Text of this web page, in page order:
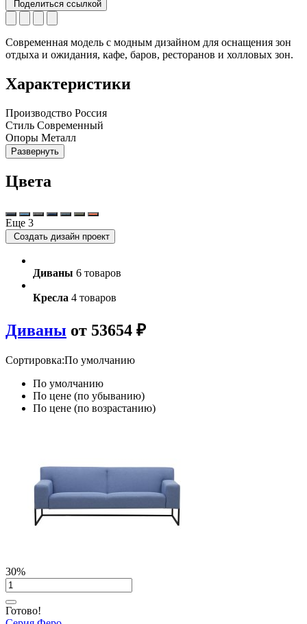
Поделиться ссылкой
Современная модель с модным дизайном для оснащения зон
отдыха и ожидания, кафе, баров, ресторанов и холловых зон.
Характеристики
Производство Россия
Стиль Современный
Опоры Металл
Развернуть
Цвета
Еще 3
Создать дизайн проект
Диваны 6 товаров
Кресла 4 товаров
Диваны от 53654 ₽
Сортировка:По умолчанию
По умолчанию
По цене (по убыванию)
По цене (по возрастанию)
30%
Готово!